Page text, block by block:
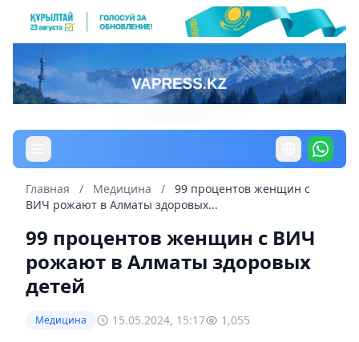
Главная / Медицина /
99 процентов женщин с
ВИЧ рожают в Алматы здоровых...
99 процентов женщин с ВИЧ
рожают в Алматы здоровых
детей
Медицина 15.05.2024, 15:17 1,055